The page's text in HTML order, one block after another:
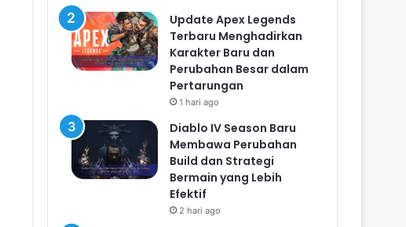
Update Apex Legends
Terbaru Menghadirkan
Karakter Baru dan
Perubahan Besar dalam
Pertarungan
1 hari ago
Diablo IV Season Baru
Membawa Perubahan
Build dan Strategi
Bermain yang Lebih
Efektif
2 hari ago